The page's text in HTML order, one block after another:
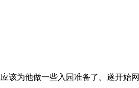
为他做一些入园准备了。遂开始